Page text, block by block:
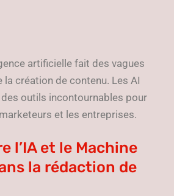
artificielle fait des vagues
la création de contenu. Les AI
outils incontournables pour
et les entreprises.
l’IA et le Machine
la rédaction de